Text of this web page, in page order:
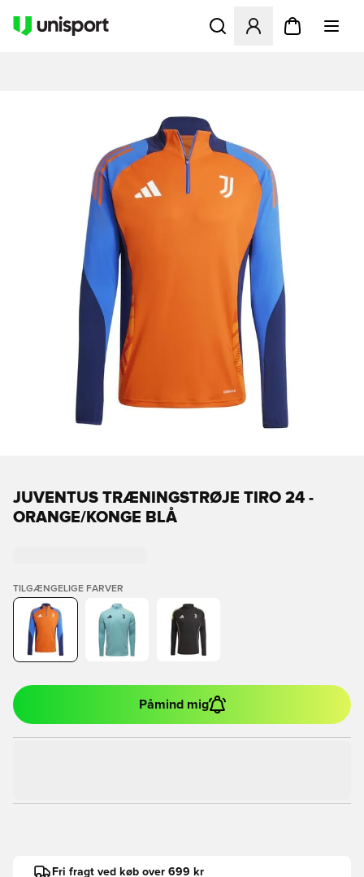
Åbner en Modal til at
JUVENTUS TRÆNINGSTRØJE TIRO 24 -
ORANGE/KONGE BLÅ
TILGÆNGELIGE FARVER
Påmind mig
Fri fragt ved køb over 699 kr